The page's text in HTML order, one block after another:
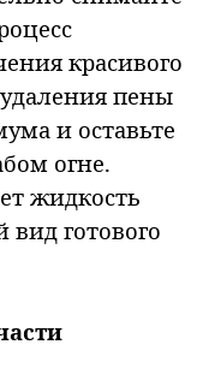
красивого
пены
и оставьте
огне.
жидкость
готового